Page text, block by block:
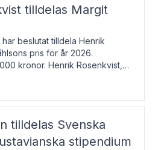
tilldelas Margit
beslutat tilldela Henrik
pris för år 2026.
kronor. Henrik Rosenkvist,
i nordiska språk vid Göteborgs
2004 på avhan
tilldelas Svenska
stipendium